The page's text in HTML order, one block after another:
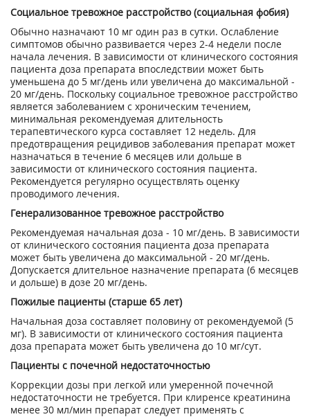
Социальное тревожное расстройство (социальная фобия)
Обычно назначают 10 мг один раз в сутки. Ослабление
симптомов обычно развивается через 2-4 недели после
начала лечения. В зависимости от клинического состояния
пациента доза препарата впоследствии может быть
уменьшена до 5 мг/день или увеличена до максимальной -
20 мг/день. Поскольку социальное тревожное расстройство
является заболеванием с хроническим течением,
минимальная рекомендуемая длительность
терапевтического курса составляет 12 недель. Для
предотвращения рецидивов заболевания препарат может
назначаться в течение 6 месяцев или дольше в
зависимости от клинического состояния пациента.
Рекомендуется регулярно осуществлять оценку
проводимого лечения.
Генерализованное тревожное расстройство
Рекомендуемая начальная доза - 10 мг/день. В зависимости
от клинического состояния пациента доза препарата
может быть увеличена до максимальной - 20 мг/день.
Допускается длительное назначение препарата (6 месяцев
и дольше) в дозе 20 мг/день.
Пожилые пациенты (старше 65 лет)
Начальная доза составляет половину от рекомендуемой (5
мг). В зависимости от клинического состояния пациента
доза препарата может быть увеличена до 10 мг/сут.
Пациенты с почечной недостаточностью
Коррекции дозы при легкой или умеренной почечной
недостаточности не требуется. При клиренсе креатинина
менее 30 мл/мин препарат следует применять с